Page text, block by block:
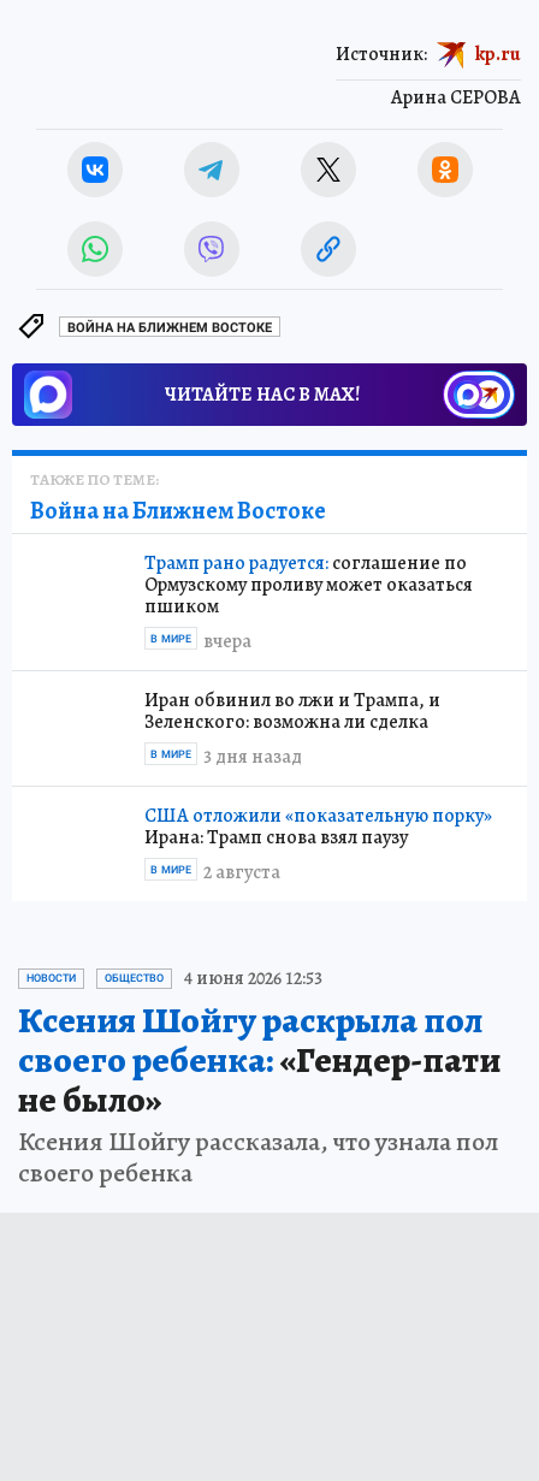
Арина СЕРОВА
Источник: kp.ru
ВОЙНА НА БЛИЖНЕМ ВОСТОКЕ
ЧИТАЙТЕ НАС В МАХ!
ТАКЖЕ ПО ТЕМЕ:
Война на Ближнем Востоке
Трамп рано радуется:соглашение по
Ормузскому проливу может оказаться
пшиком
вчера
В МИРЕ
Иран обвинил во лжи и Трампа, и
Зеленского: возможна ли сделка
3 дня назад
В МИРЕ
США отложили «показательную порку»
Ирана: Трамп снова взял паузу
2 августа
В МИРЕ
НОВОСТИ ОБЩЕСТВО 4 июня 2026 12:53
Ксения Шойгу раскрыла пол
своего ребенка:«Гендер-пати
не было»
Ксения Шойгу рассказала, что узнала пол
своего ребенка